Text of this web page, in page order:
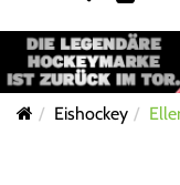
Eishockey